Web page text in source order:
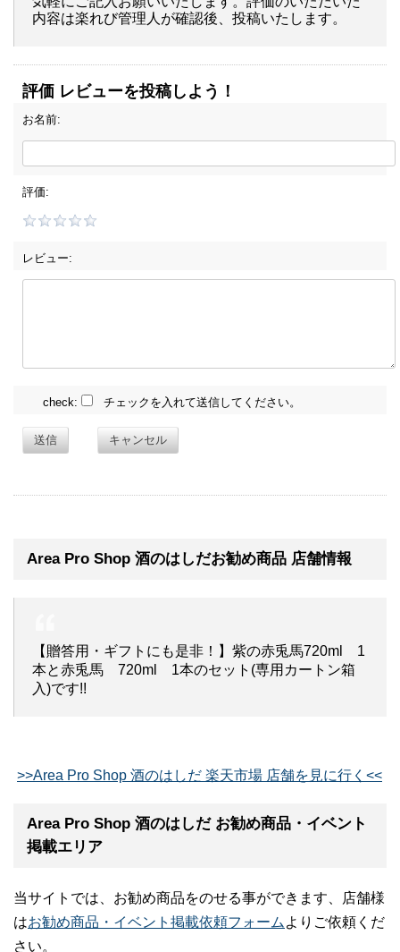
内容は楽れび管理人が確認後、投稿いたします。
評価 レビューを投稿しよう！
お名前:
評価:
レビュー:
check: チェックを入れて送信してください。
送信 キャンセル
Area Pro Shop 酒のはしだお勧め商品 店舗情報
【贈答用・ギフトにも是非！】紫の赤兎馬720ml 1
本と赤兎馬 720ml 1本のセット(専用カートン箱
入)です!!
>>Area Pro Shop 酒のはしだ 楽天市場 店舗を見に行く<<
Area Pro Shop 酒のはしだ お勧め商品・イベント
掲載エリア
当サイトでは、お勧め商品をのせる事ができます、店舗様
はお勧め商品・イベント掲載依頼フォーム よりご依頼くだ
さい。